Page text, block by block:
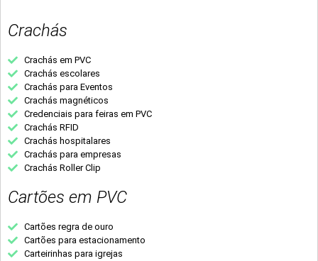
Crachás
Crachás em PVC
Crachás escolares
Crachás para Eventos
Crachás magnéticos
Credenciais para feiras em PVC
Crachás RFID
Crachás hospitalares
Crachás para empresas
Crachás Roller Clip
Cartões em PVC
Cartões regra de ouro
Cartões para estacionamento
Carteirinhas para igrejas